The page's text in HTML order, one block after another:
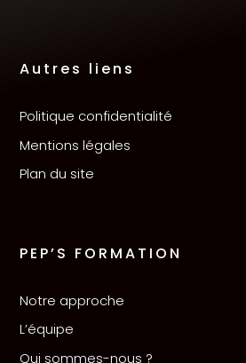
Autres liens
Politique confidentialité
Mentions légales
Plan du site
PEP’S FORMATION
Notre approche
L’équipe
Qui sommes-nous ?